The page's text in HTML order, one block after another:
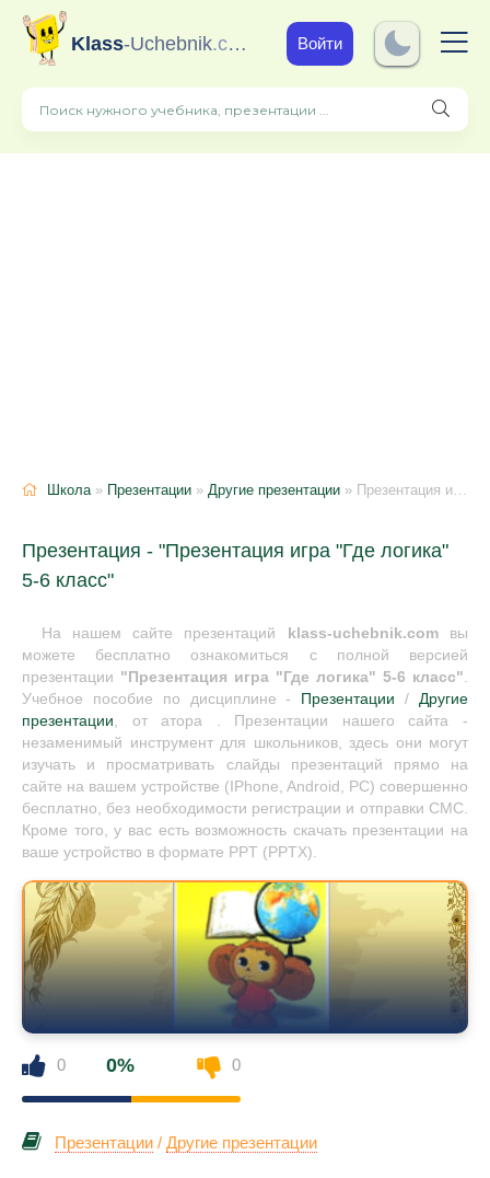
Klass-Uchebnik.com Войти
Школа» Презентации » Другие презентации » Презентация игра "Где логика" 5-6 класс
Презентация - "Презентация игра "Где логика"
5-6 класс"
На нашем сайте презентаций klass-uchebnik.comвы
можете бесплатно ознакомиться с полной версией
презентации "Презентация игра "Где логика" 5-6 класс".
Учебное пособие по дисциплине -
Презентации /Другие
презентации, от атора . Презентации нашего сайта -
незаменимый инструмент для школьников, здесь они могут
изучать и просматривать слайды презентаций прямо на
сайте на вашем устройстве (IPhone, Android, PC) совершенно
бесплатно, без необходимости регистрации и отправки СМС.
Кроме того, у вас есть возможность скачать презентации на
ваше устройство в формате PPT (PPTX).
0 0% 0
Презентации / Другие презентации